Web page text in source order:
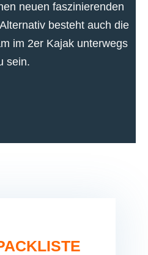
neuen faszinierenden
besteht auch die
im 2er Kajak unterwegs
sein.